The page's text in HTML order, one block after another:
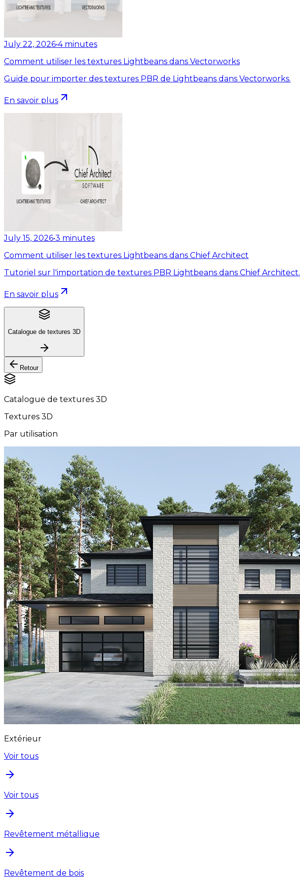
July 22, 2026•4 minutes
Comment utiliser les textures Lightbeans dans Vectorworks
Guide pour importer des textures PBR de Lightbeans dans Vectorworks.
En savoir plus
July 15, 2026•3 minutes
Comment utiliser les textures Lightbeans dans Chief Architect
Tutoriel sur l'importation de textures PBR Lightbeans dans Chief Architect.
En savoir plus
Catalogue de textures 3D
Retour
Catalogue de textures 3D
Textures 3D
Par utilisation
Extérieur
Voir tous
Voir tous
Revêtement métallique
Revêtement de bois